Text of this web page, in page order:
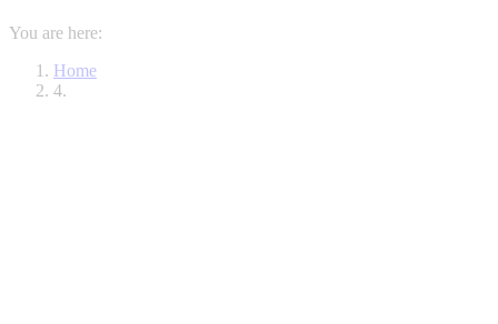
You are here:
Home
4.